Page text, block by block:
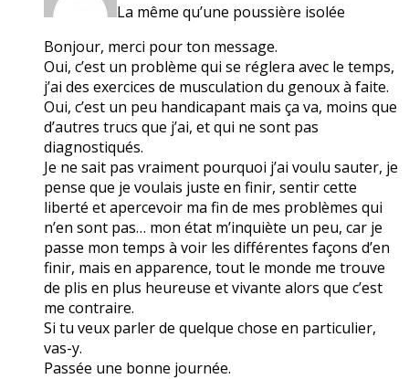
La même qu’une poussière isolée
Bonjour, merci pour ton message.
Oui, c’est un problème qui se réglera avec le temps,
j’ai des exercices de musculation du genoux à faite.
Oui, c’est un peu handicapant mais ça va, moins que
d’autres trucs que j’ai, et qui ne sont pas
diagnostiqués.
Je ne sait pas vraiment pourquoi j’ai voulu sauter, je
pense que je voulais juste en finir, sentir cette
liberté et apercevoir ma fin de mes problèmes qui
n’en sont pas… mon état m’inquiète un peu, car je
passe mon temps à voir les différentes façons d’en
finir, mais en apparence, tout le monde me trouve
de plis en plus heureuse et vivante alors que c’est
me contraire.
Si tu veux parler de quelque chose en particulier,
vas-y.
Passée une bonne journée.